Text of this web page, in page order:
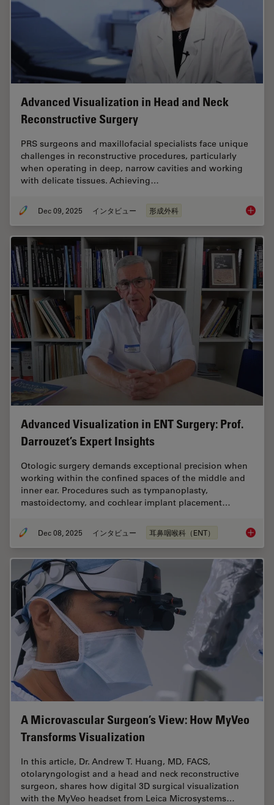
Advanced Visualization in Head and Neck
Reconstructive Surgery
PRS surgeons and maxillofacial specialists face unique
challenges in reconstructive procedures, particularly
when operating in deep, narrow cavities and working
with delicate tissues. Achieving…
Dec 09, 2025 インタビュー 形成外科
Advanced Visualization in ENT Surgery: Prof.
Darrouzet’s Expert Insights
Otologic surgery demands exceptional precision when
working within the confined spaces of the middle and
inner ear. Procedures such as tympanoplasty,
mastoidectomy, and cochlear implant placement…
Dec 08, 2025 インタビュー 耳鼻咽喉科（ENT）
A Microvascular Surgeon’s View: How MyVeo
Transforms Visualization
In this article, Dr. Andrew T. Huang, MD, FACS,
otolaryngologist and a head and neck reconstructive
surgeon, shares how digital 3D surgical visualization
with the MyVeo headset from Leica Microsystems…